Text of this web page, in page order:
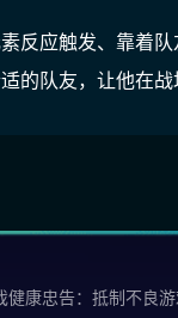
反应触发、靠着
的队友，让他在战
健康忠告：抵制不良